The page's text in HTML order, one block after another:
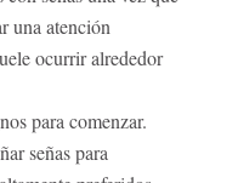
una atención
ocurrir alrededor
para comenzar.
señas para